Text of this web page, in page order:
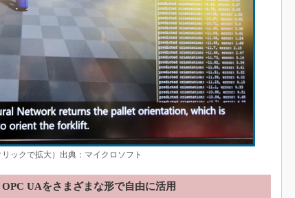
ックで拡大）出典：マイクロソフト
OPC UAをさまざまな形で自由に活用